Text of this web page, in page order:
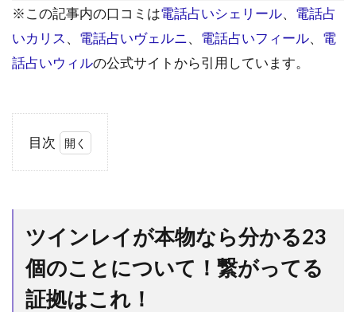
※この記事内の口コミは電話占いシェリール、 電話占
いカリス 、 電話占いヴェルニ、 電話占いフィール、 電
話占いウィルの公式サイトから引用しています。
目次
本物
なら
分か
23
ツインレイが本物なら分かる23
個のことについて！繋がってる
証拠はこれ！